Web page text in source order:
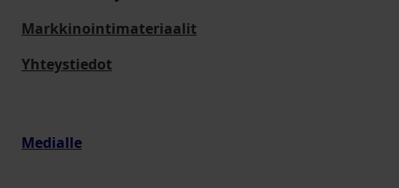
Markkinointimateriaalit
Yhteystiedot
Medialle